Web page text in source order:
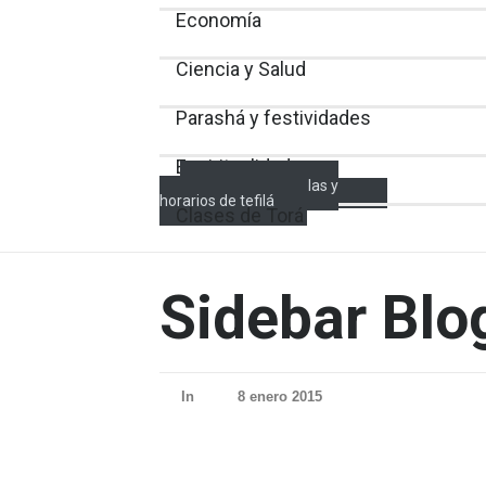
Economía
Ciencia y Salud
Parashá y festividades
Espiritualidad
Encendido de velas y
horarios de tefilá
Sidebar
In 8 enero 2015